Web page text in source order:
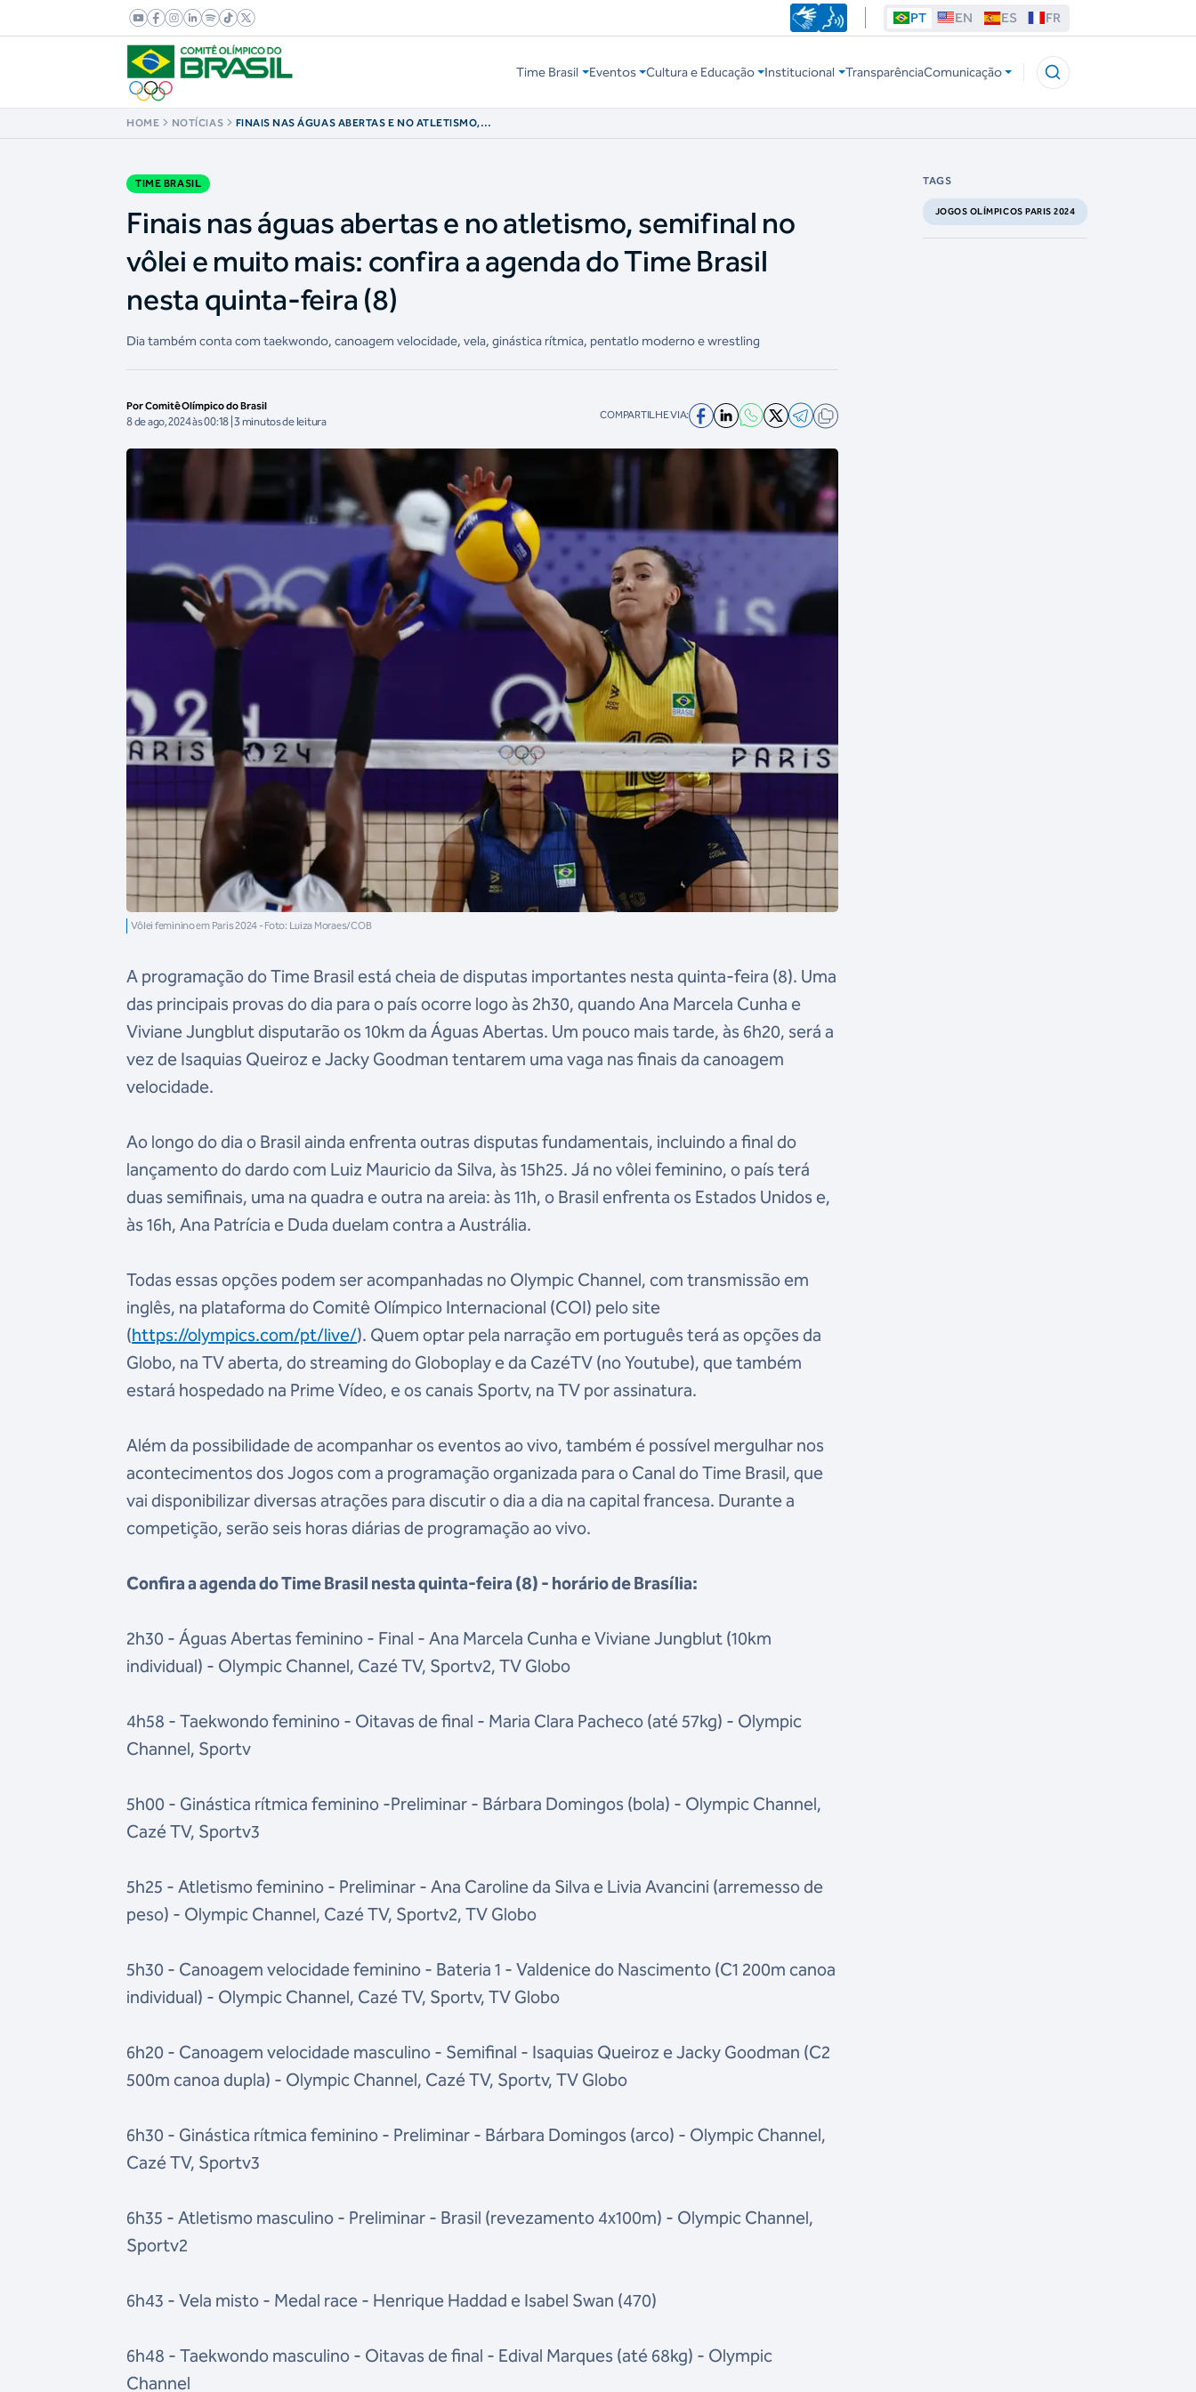
PT EN ES FR
Time Brasil Eventos Cultura e Educação Institucional TransparênciaComunicação
HOME NOTÍCIAS
FINAIS NAS ÁGUAS ABERTAS E NO ATLETISMO,
TIME BRASIL
Finais nas águas abertas e no atletismo, semifinal no
vôlei e muito mais: confira a agenda do Time Brasil
nesta quinta-feira (8)
Dia também conta com taekwondo, canoagem velocidade, vela, ginástica rítmica, pentatlo moderno e wrestling
Por Comitê Olímpico do Brasil
8 de ago, 2024 às 00:18 | 3 minutos de leitura COMPARTILHE VIA:
Vôlei feminino em Paris 2024 - Foto: Luiza Moraes/COB
A programação do Time Brasil está cheia de disputas importantes nesta quinta-feira (8). Uma
das principais provas do dia para o país ocorre logo às 2h30, quando Ana Marcela Cunha e
Viviane Jungblut disputarão os 10km da Águas Abertas. Um pouco mais tarde, às 6h20, será a
vez de Isaquias Queiroz e Jacky Goodman tentarem uma vaga nas finais da canoagem
velocidade.
Ao longo do dia o Brasil ainda enfrenta outras disputas fundamentais, incluindo a final do
lançamento do dardo com Luiz Mauricio da Silva, às 15h25. Já no vôlei feminino, o país terá
duas semifinais, uma na quadra e outra na areia: às 11h, o Brasil enfrenta os Estados Unidos e,
às 16h, Ana Patrícia e Duda duelam contra a Austrália.
Todas essas opções podem ser acompanhadas no Olympic Channel, com transmissão em
inglês, na plataforma do Comitê Olímpico Internacional (COI) pelo site
(https://olympics.com/pt/live/). Quem optar pela narração em português terá as opções da
Globo, na TV aberta, do streaming do Globoplay e da CazéTV (no Youtube), que também
estará hospedado na Prime Vídeo, e os canais Sportv, na TV por assinatura.
Além da possibilidade de acompanhar os eventos ao vivo, também é possível mergulhar nos
acontecimentos dos Jogos com a programação organizada para o Canal do Time Brasil, que
vai disponibilizar diversas atrações para discutir o dia a dia na capital francesa. Durante a
competição, serão seis horas diárias de programação ao vivo.
Confira a agenda do Time Brasil nesta quinta-feira (8) - horário de Brasília:
2h30 - Águas Abertas feminino - Final - Ana Marcela Cunha e Viviane Jungblut (10km
individual) - Olympic Channel, Cazé TV, Sportv2, TV Globo
4h58 - Taekwondo feminino - Oitavas de final - Maria Clara Pacheco (até 57kg) - Olympic
Channel, Sportv
5h00 - Ginástica rítmica feminino -Preliminar - Bárbara Domingos (bola) - Olympic Channel,
Cazé TV, Sportv3
5h25 - Atletismo feminino - Preliminar - Ana Caroline da Silva e Livia Avancini (arremesso de
peso) - Olympic Channel, Cazé TV, Sportv2, TV Globo
5h30 - Canoagem velocidade feminino - Bateria 1 - Valdenice do Nascimento (C1 200m canoa
individual) - Olympic Channel, Cazé TV, Sportv, TV Globo
6h20 - Canoagem velocidade masculino - Semifinal - Isaquias Queiroz e Jacky Goodman (C2
500m canoa dupla) - Olympic Channel, Cazé TV, Sportv, TV Globo
6h30 - Ginástica rítmica feminino - Preliminar - Bárbara Domingos (arco) - Olympic Channel,
Cazé TV, Sportv3
6h35 - Atletismo masculino - Preliminar - Brasil (revezamento 4x100m) - Olympic Channel,
Sportv2
6h43 - Vela misto - Medal race - Henrique Haddad e Isabel Swan (470)
6h48 - Taekwondo masculino - Oitavas de final - Edival Marques (até 68kg) - Olympic
Channel
TAGS
JOGOS OLÍMPICOS PARIS 2024